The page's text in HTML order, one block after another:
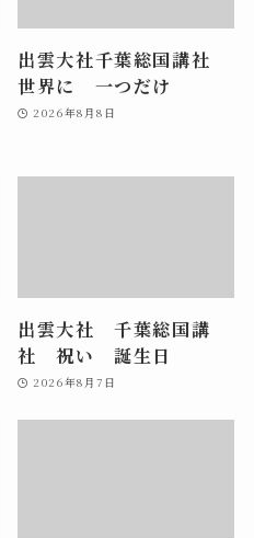
出雲大社千葉総国講社
世界に 一つだけ
2026年8月8日
出雲大社 千葉総国講
社 祝い 誕生日
2026年8月7日